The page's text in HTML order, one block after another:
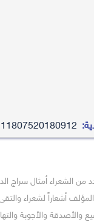
الشعراء أمثال سراج
أشعاراً لشعراء
والأجوبة